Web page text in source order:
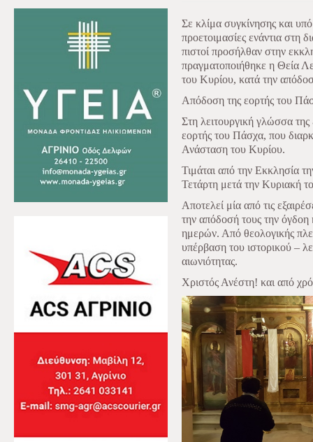
Σε κλίμα συγκίνησης και
προετοιμασίες ενάντια στη
πιστοί προσήλθαν στην
πραγματοποιήθηκε η Θεία
του Κυρίου, κατά την
Απόδοση της εορτής του
Στη λειτουργική γλώσσα
εορτής του Πάσχα, που
Ανάσταση του Κυρίου.
Τιμάται από την Εκκλησία
Τετάρτη μετά την Κυριακή
Αποτελεί μία από τις
την απόδοσή τους την
ημερών. Από θεολογικής
υπέρβαση του ιστορικού –
αιωνιότητας.
Χριστός Ανέστη! και από